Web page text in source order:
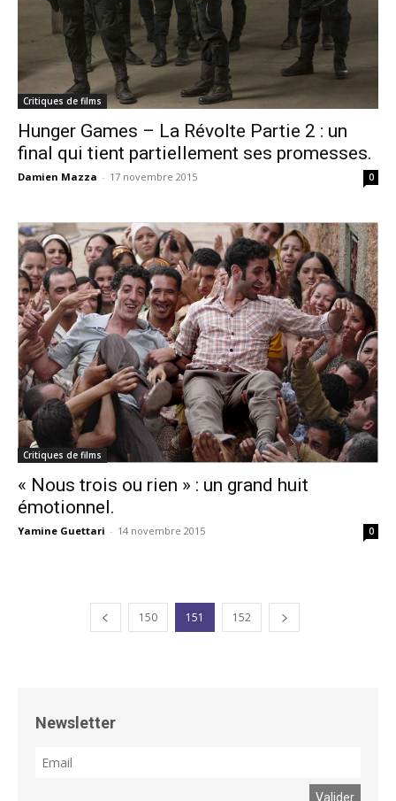
Critiques de films
Hunger Games – La Révolte Partie 2 : un
final qui tient partiellement ses promesses.
Damien Mazza - 17 novembre 2015 0
Critiques de films
« Nous trois ou rien » : un grand huit
émotionnel.
Yamine Guettari - 14 novembre 2015 0
150 151 152
Newsletter